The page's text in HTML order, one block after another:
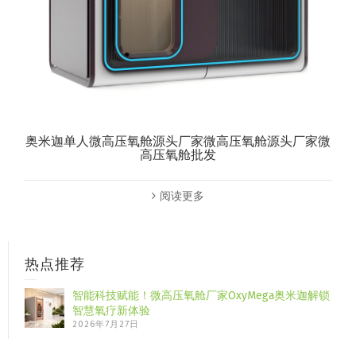
奥米迦单人微高压氧舱源头厂家微高压氧舱源头厂家微
高压氧舱批发
阅读更多
热点推荐
智能科技赋能！微高压氧舱厂家OxyMega奥米迦解锁
智慧氧疗新体验
2026年7月27日